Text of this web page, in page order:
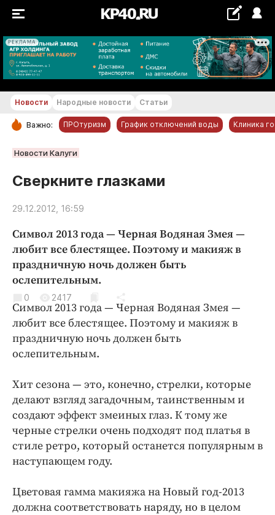
РЕКЛАМА
+21...+22 °С
РУБРИКИ
Новости компаний
Статьи
Народные новости
Авто и транспорт
Благоустройство
Криминал
Культура
Недвижимость и ЖКХ
Образование
Общество
Происшествия
Спорт
Экономика и бизнес
Блоги
Новости Народные новости Статьи
Важно: ПРОтуризм График отключений воды Клиника
Новости Калуги
Сверкните глазками
29.12.2012, 16:59
Символ 2013 года — Черная Водяная Змея —
любит все блестящее. Поэтому и макияж в
праздничную ночь должен быть
ослепительным.
0 2417
Символ 2013 года — Черная Водяная Змея —
любит все блестящее. Поэтому и макияж в
праздничную ночь должен быть
ослепительным.
Хит сезона — это, конечно, стрелки, которые
делают взгляд загадочным, таинственным и
создают эффект змеиных глаз. К тому же
черные стрелки очень подходят под платья в
стиле ретро, который останется популярным в
наступающем году.
Цветовая гамма макияжа на Новый год-2013
должна соответствовать наряду, но в целом